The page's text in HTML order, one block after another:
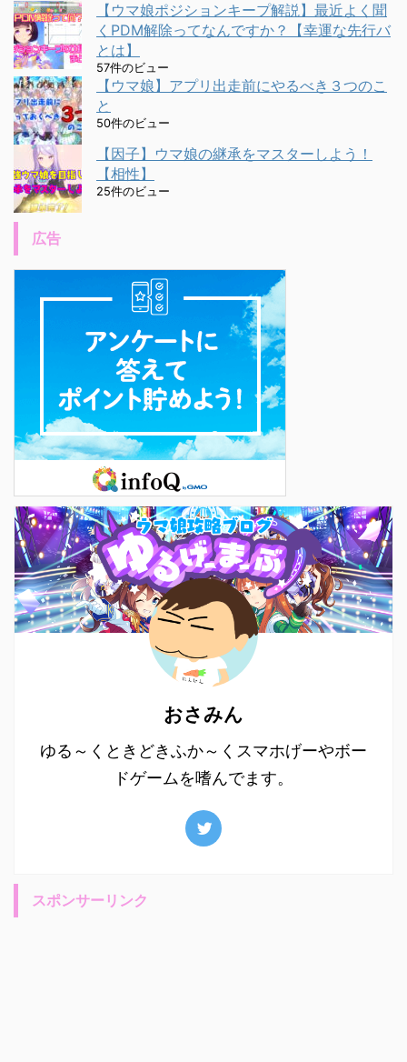
【ウマ娘ポジションキープ解説】最近よく聞
くPDM解除ってなんですか？【幸運な先行バ
とは】
57件のビュー
【ウマ娘】アプリ出走前にやるべき３つのこ
と
50件のビュー
【因子】ウマ娘の継承をマスターしよう！
【相性】
25件のビュー
広告
おさみん
ゆる～くときどきふか～くスマホげーやボー
ドゲームを嗜んでます。
スポンサーリンク